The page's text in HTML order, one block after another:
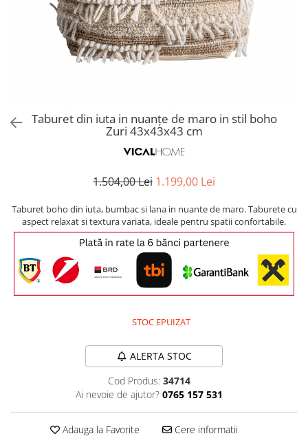
Masute Laterale
Accesorii mese
Canapele Extensibile
Masute de toaleta
Console
Taburete si pufuri
Comode si Bufete
Biblioteci si Rafturi
Umbrele Exterior
Accesorii Exterior
Ghivece, Vase Exterior
Usi Decorative
Coloane decorative
Trofee, Taxidermii, Busturi
Cufere si valize decorative
Cutii decorative
Ghivece, Suporturi flori
Opritoare pentru usi
Organizator obiecte mici
Oglinzi cu picior
Clepsidra
Taburet din iuta in nuanțe de maro in stil boho
Zuri 43x43x43 cm
1.504,00 Lei 1.199,00 Lei
Taburet boho din iuta, bumbac si lana in nuante de maro. Taburete cu
aspect relaxat si textura variata, ideale pentru spatii confortabile.
STOC EPUIZAT
ALERTA STOC
Cod Produs: 34714
Ai nevoie de ajutor? 0765 157 531
Adauga la Favorite Cere informatii